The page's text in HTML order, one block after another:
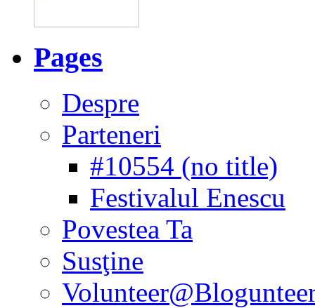
Pages
Despre
Parteneri
#10554 (no title)
Festivalul Enescu
Povestea Ta
Susţine